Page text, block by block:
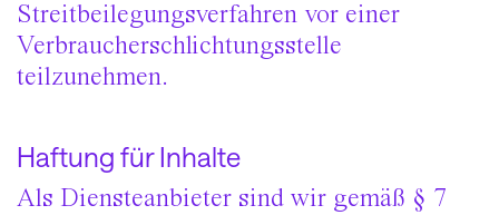
Streitbeilegungsverfahren vor einer
Verbraucherschlichtungsstelle
teilzunehmen.
Haftung für Inhalte
Als Diensteanbieter sind wir gemäß § 7